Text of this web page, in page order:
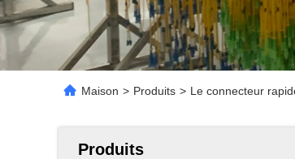
Maison > Produits > Le connecteur
Produits